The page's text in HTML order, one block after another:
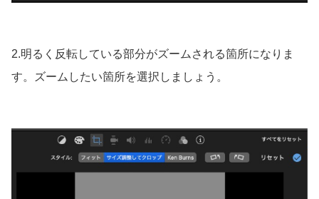
2.明るく反転している部分がズームされる箇所になりま
す。ズームしたい箇所を選択しましょう。